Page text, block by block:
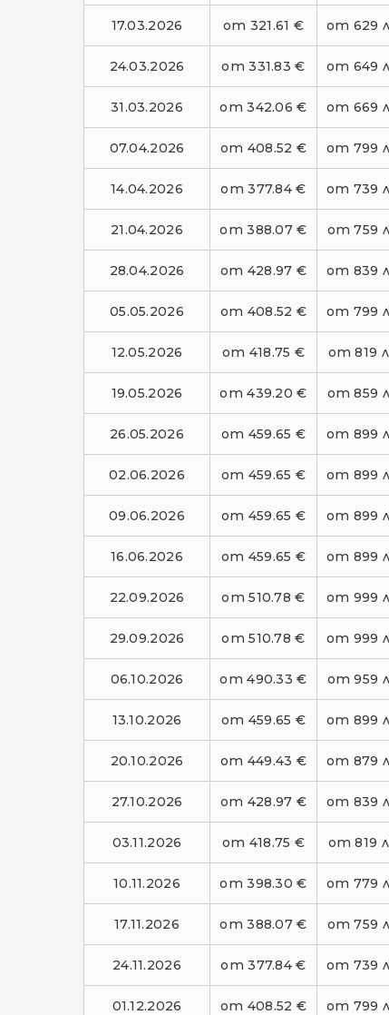
17.03.2026 от 321.61 € от 629
24.03.2026 от 331.83 € от 649
31.03.2026 от 342.06 € от 669
07.04.2026 от 408.52 € от 799
14.04.2026 от 377.84 € от 739
21.04.2026 от 388.07 € от 759
28.04.2026 от 428.97 € от 839
05.05.2026 от 408.52 € от 799
12.05.2026 от 418.75 € от 819
19.05.2026 от 439.20 € от 859
26.05.2026 от 459.65 € от 899
02.06.2026 от 459.65 € от 899
09.06.2026 от 459.65 € от 899
16.06.2026 от 459.65 € от 899
22.09.2026 от 510.78 € от 999
29.09.2026 от 510.78 € от 999
06.10.2026 от 490.33 € от 959
13.10.2026 от 459.65 € от 899
20.10.2026 от 449.43 € от 879
27.10.2026 от 428.97 € от 839
03.11.2026 от 418.75 € от 819
10.11.2026 от 398.30 € от 779
17.11.2026 от 388.07 € от 759
24.11.2026 от 377.84 € от 739
01.12.2026 от 408.52 € от 799